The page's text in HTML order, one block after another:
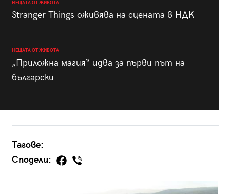
НЕЩАТА ОТ ЖИВОТА
Stranger Things оживява на сцената в НДК
НЕЩАТА ОТ ЖИВОТА
„Приложна магия“ идва за първи път на
български
Тагове:
Сподели: